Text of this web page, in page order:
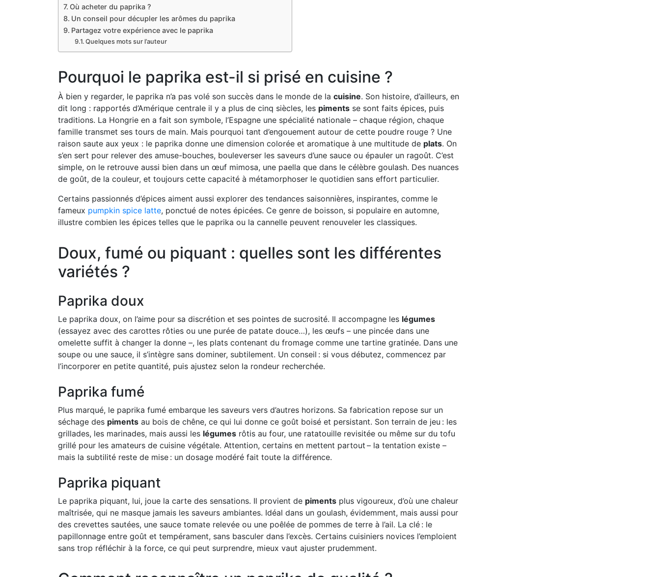
Où acheter du paprika ?
Un conseil pour décupler les arômes du paprika
Partagez votre expérience avec le paprika
Quelques mots sur l’auteur
Pourquoi le paprika est-il si prisé en cuisine ?
À bien y regarder, le paprika n’a pas volé son succès dans le monde de la cuisine. Son histoire, d’ailleurs, en
dit long : rapportés d’Amérique centrale il y a plus de cinq siècles, les piments se sont faits épices, puis
traditions. La Hongrie en a fait son symbole, l’Espagne une spécialité nationale – chaque région, chaque
famille transmet ses tours de main. Mais pourquoi tant d’engouement autour de cette poudre rouge ? Une
raison saute aux yeux : le paprika donne une dimension colorée et aromatique à une multitude de plats. On
s’en sert pour relever des amuse-bouches, bouleverser les saveurs d’une sauce ou épauler un ragoût. C’est
simple, on le retrouve aussi bien dans un œuf mimosa, une paella que dans le célèbre goulash. Des nuances
de goût, de la couleur, et toujours cette capacité à métamorphoser le quotidien sans effort particulier.
Certains passionnés d’épices aiment aussi explorer des tendances saisonnières, inspirantes, comme le
fameux pumpkin spice latte, ponctué de notes épicées. Ce genre de boisson, si populaire en automne,
illustre combien les épices telles que le paprika ou la cannelle peuvent renouveler les classiques.
Doux, fumé ou piquant : quelles sont les différentes
variétés ?
Paprika doux
Le paprika doux, on l’aime pour sa discrétion et ses pointes de sucrosité. Il accompagne les légumes
(essayez avec des carottes rôties ou une purée de patate douce…), les œufs – une pincée dans une
omelette suffit à changer la donne –, les plats contenant du fromage comme une tartine gratinée. Dans une
soupe ou une sauce, il s’intègre sans dominer, subtilement. Un conseil : si vous débutez, commencez par
l’incorporer en petite quantité, puis ajustez selon la rondeur recherchée.
Paprika fumé
Plus marqué, le paprika fumé embarque les saveurs vers d’autres horizons. Sa fabrication repose sur un
séchage des piments au bois de chêne, ce qui lui donne ce goût boisé et persistant. Son terrain de jeu : les
grillades, les marinades, mais aussi les légumes rôtis au four, une ratatouille revisitée ou même sur du tofu
grillé pour les amateurs de cuisine végétale. Attention, certains en mettent partout – la tentation existe –
mais la subtilité reste de mise : un dosage modéré fait toute la différence.
Paprika piquant
Le paprika piquant, lui, joue la carte des sensations. Il provient de piments plus vigoureux, d’où une chaleur
maîtrisée, qui ne masque jamais les saveurs ambiantes. Idéal dans un goulash, évidemment, mais aussi pour
des crevettes sautées, une sauce tomate relevée ou une poêlée de pommes de terre à l’ail. La clé : le
papillonnage entre goût et tempérament, sans basculer dans l’excès. Certains cuisiniers novices l’emploient
sans trop réfléchir à la force, ce qui peut surprendre, mieux vaut ajuster prudemment.